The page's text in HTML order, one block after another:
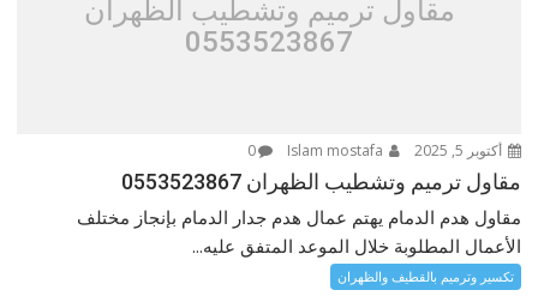
مقاول ترميم وتشطيب الظهران
0553523867
أكتوبر 5, 2025 0
مقاول ترميم وتشطيب الظهران 0553523867
مقاول هدم الدمام يهتم عمال هدم جدار الدمام بإنجاز مختلف
الأعمال المطلوبة خلال الموعد المتفق عليه...
تكسير وترميم بالقطيف والظهران